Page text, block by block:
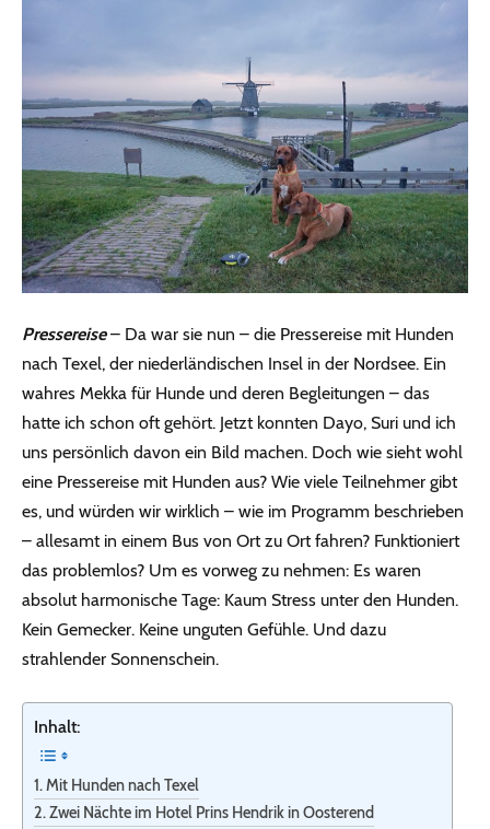
Pressereise– Da war sie nun – die Pressereise mit Hunden
nach Texel, der niederländischen Insel in der Nordsee. Ein
wahres Mekka für Hunde und deren Begleitungen – das
hatte ich schon oft gehört. Jetzt konnten Dayo, Suri und ich
uns persönlich davon ein Bild machen. Doch wie sieht wohl
eine Pressereise mit Hunden aus? Wie viele Teilnehmer gibt
es, und würden wir wirklich – wie im Programm beschrieben
– allesamt in einem Bus von Ort zu Ort fahren? Funktioniert
das problemlos? Um es vorweg zu nehmen: Es waren
absolut harmonische Tage: Kaum Stress unter den Hunden.
Kein Gemecker. Keine unguten Gefühle. Und dazu
strahlender Sonnenschein.
Inhalt:
Mit Hunden nach Texel
Zwei Nächte im Hotel Prins Hendrik in Oosterend